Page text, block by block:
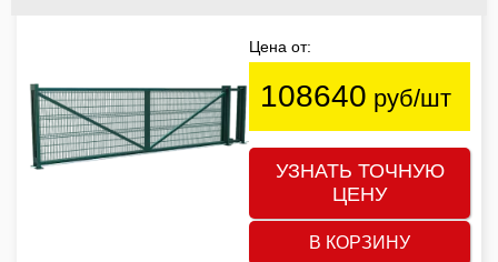
Цена от:
108640 руб/шт
УЗНАТЬ ТОЧНУЮ
ЦЕНУ
В КОРЗИНУ